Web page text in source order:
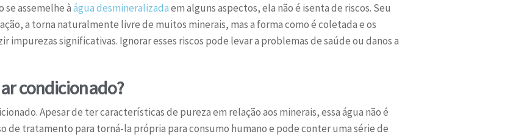
se assemelhe àágua desmineralizadaem alguns aspectos, ela não é isenta de riscos. Seu
a torna naturalmente livre de muitos minerais, mas a forma como é coletada e os
significativas. Ignorar esses riscos pode levar a problemas de saúde ou danos a
condicionado?
Apesar de ter características de pureza em relação aos minerais, essa água não é
de tratamento para torná-la própria para consumo humano e pode conter uma série de